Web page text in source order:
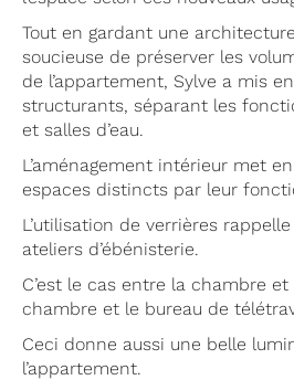
Tout en gardant une
soucieuse de préserver les
de l’appartement, Sylve a mis
structurants, séparant les
et salles d’eau.
L’aménagement intérieur met
espaces distincts par leur
L’utilisation de verrières
ateliers d’ébénisterie.
C’est le cas entre la chambre
chambre et le bureau de
Ceci donne aussi une belle
l’appartement.